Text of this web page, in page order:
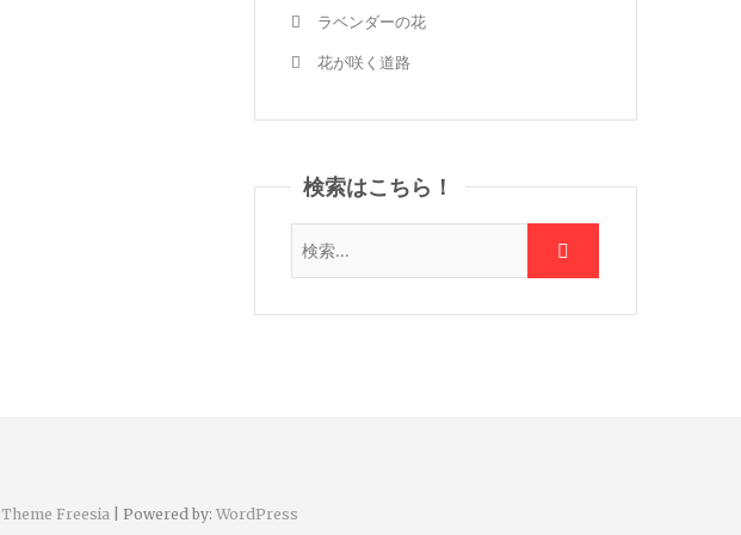
ラベンダーの花
花が咲く道路
検索はこちら！
Theme Freesia| Powered by: WordPress